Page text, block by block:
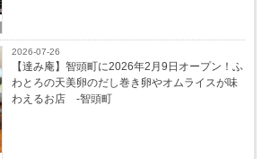
2026-07-26
【達み庵】智頭町に2026年2月9日オープン！ふ
わとろの天美卵のだし巻き卵やオムライスが味
わえるお店 -智頭町